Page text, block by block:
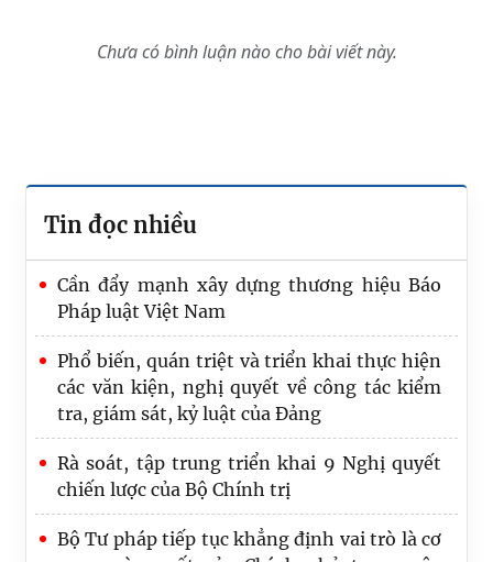
Chưa có bình luận nào cho bài viết này.
Tin đọc nhiều
Cần đẩy mạnh xây dựng thương hiệu Báo
Pháp luật Việt Nam
Phổ biến, quán triệt và triển khai thực hiện
các văn kiện, nghị quyết về công tác kiểm
tra, giám sát, kỷ luật của Đảng
Rà soát, tập trung triển khai 9 Nghị quyết
chiến lược của Bộ Chính trị
Bộ Tư pháp tiếp tục khẳng định vai trò là cơ
Đảng bộ Bộ Tư pháp quán triệt, triển khai
thực hiện các Nghị quyết, Kết luận Hội nghị